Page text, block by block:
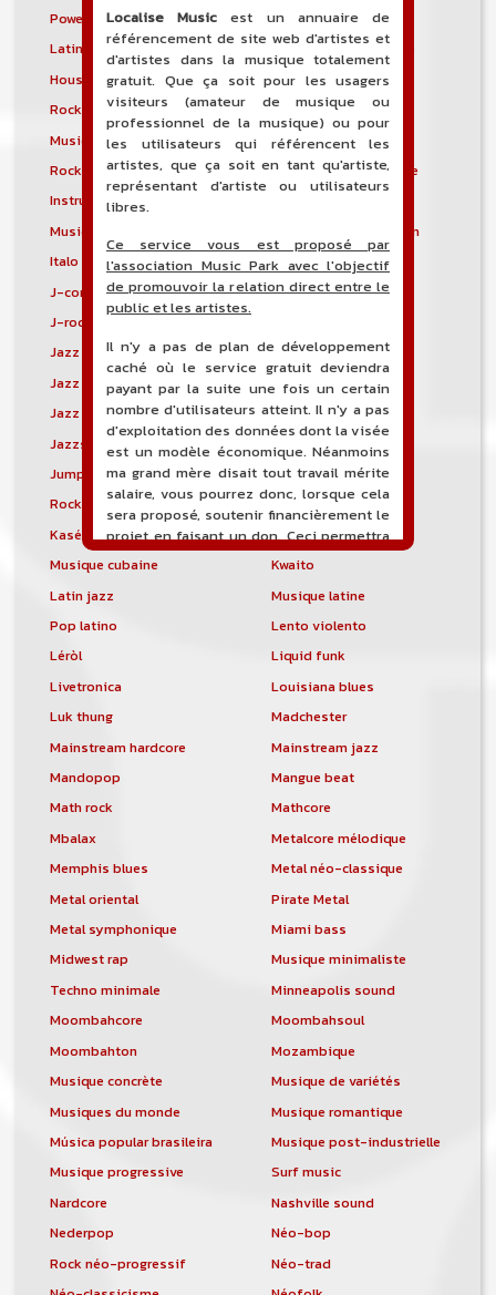
Power noise
Heavenly voices
Latin metal
Musique hindoustanie
House progressive
Tropical house
Rock indépendant
Indietronica
Musique industrielle
Metal industriel
Rock industriel
Musique instrumentale
Instrumental
Musique irlandaise
Rock progressif italien
Italo Disco
Italo house
J-core
J-pop
J-rock
Jazz blues
Jazz modal
Jazz Nouvelle-Orléans
Jazz punk
Jazz vocal
Jazz-funk
Jazzstep
Jersey club
Jump blues
Jump-up
Rock canadien
Kansas City blues
Kasékò
Kizomba
Musique cubaine
Kwaito
Latin jazz
Musique latine
Pop latino
Lento violento
Léròl
Liquid funk
Livetronica
Louisiana blues
Luk thung
Madchester
Mainstream hardcore
Mainstream jazz
Mandopop
Mangue beat
Math rock
Mathcore
Mbalax
Metalcore mélodique
Memphis blues
Metal néo-classique
Metal oriental
Pirate Metal
Metal symphonique
Miami bass
Midwest rap
Musique minimaliste
Techno minimale
Minneapolis sound
Moombahcore
Moombahsoul
Moombahton
Mozambique
Musique concrète
Musique de variétés
Musiques du monde
Musique romantique
Música popular brasileira
Musique post-industrielle
Musique progressive
Surf music
Nardcore
Nashville sound
Nederpop
Néo-bop
Rock néo-progressif
Néo-trad
Localise Music est un annuaire de
référencement de site web d'artistes et
d'artistes dans la musique totalement
gratuit. Que ça soit pour les usagers
visiteurs (amateur de musique ou
professionnel de la musique) ou pour
les utilisateurs qui référencent les
artistes, que ça soit en tant qu'artiste,
représentant d'artiste ou utilisateurs
libres.
Ce service vous est proposé par
l'association Music Park avec l'objectif
de promouvoir la relation direct entre le
public et les artistes.
Il n'y a pas de plan de développement
caché où le service gratuit deviendra
payant par la suite une fois un certain
nombre d'utilisateurs atteint. Il n'y a pas
d'exploitation des données dont la visée
est un modèle économique. Néanmoins
ma grand mère disait tout travail mérite
salaire, vous pourrez donc, lorsque cela
sera proposé, soutenir financièrement le
projet en faisant un don. Ceci permettra
de financer l'hébergement, le nom de
de développement du site, et peut-être
une campagne de communication. Il va
comptabilité sera totalement publique
visible directement sur le site.
Un nouveau service de petites annonces
pour musicien vous est proposé sur le
site. Ce service permet, lorsque vous
êtes musiciens ou un groupe, un
orchestre, DJ, etc... de chercher un/des